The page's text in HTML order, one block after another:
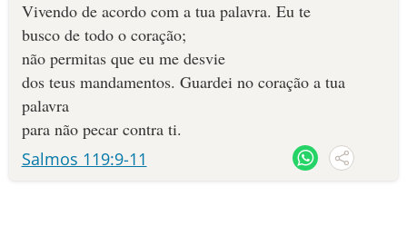
Vivendo de acordo com a tua palavra. Eu te
busco de todo o coração;
não permitas que eu me desvie
dos teus mandamentos. Guardei no coração a tua
palavra
para não pecar contra ti.
Salmos 119:9-11